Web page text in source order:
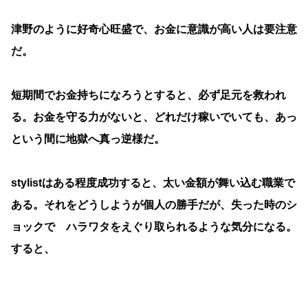
津野のように好奇心旺盛で、お金に意識が高い人は要注意
だ。
短期間でお金持ちになろうとすると、必ず足元を救われ
る。お金を守る力がないと、どれだけ稼いでいても、あっ
という間に地獄へ真っ逆様だ。
stylistはある程度成功すると、太い金額が舞い込む職業で
ある。それをどうしようが個人の勝手だが、失った時のシ
ョックで ハラワタをえぐり取られるような気分になる。
すると、